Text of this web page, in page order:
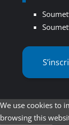
We use cookies to
browsing this